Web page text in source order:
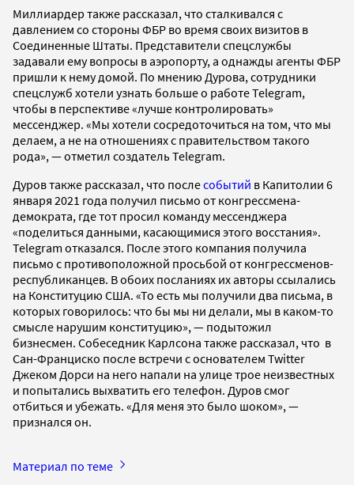
Миллиардер также рассказал, что сталкивался с
давлением со стороны ФБР во время своих визитов в
Соединенные Штаты. Представители спецслужбы
задавали ему вопросы в аэропорту, а однажды агенты ФБР
пришли к нему домой. По мнению Дурова, сотрудники
спецслужб хотели узнать больше о работе Telegram,
чтобы в перспективе «лучше контролировать»
мессенджер. «Мы хотели сосредоточиться на том, что мы
делаем, а не на отношениях с правительством такого
рода», — отметил создатель Telegram.
Дуров также рассказал, что послесобытий в Капитолии 6
января 2021 года получил письмо от конгрессмена-
демократа, где тот просил команду мессенджера
«поделиться данными, касающимися этого восстания».
Telegram отказался. После этого компания получила
письмо с противоположной просьбой от конгрессменов-
республиканцев. В обоих посланиях их авторы ссылались
на Конституцию США. «То есть мы получили два письма, в
которых говорилось: что бы мы ни делали, мы в каком-то
смысле нарушим конституцию», — подытожил
бизнесмен. Собеседник Карлсона также рассказал, что в
Сан-Франциско после встречи с основателем Twitter
Джеком Дорси на него напали на улице трое неизвестных
и попытались выхватить его телефон. Дуров смог
отбиться и убежать. «Для меня это было шоком», —
признался он.
Материал по теме